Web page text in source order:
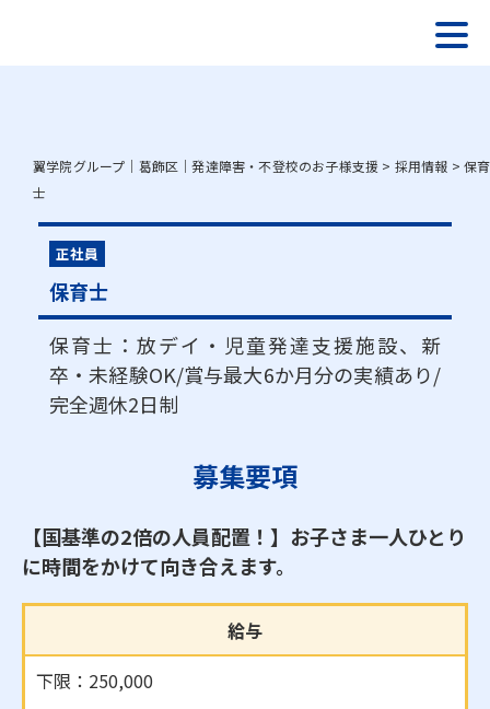
翼学院グループ｜葛飾区｜発達障害・不登校のお子様支援 > 採用情報 > 保育
士
正社員
保育士
保育士：放デイ・児童発達支援施設、新
卒・未経験OK/賞与最大6か月分の実績あり/
完全週休2日制
募集要項
【国基準の2倍の人員配置！】お子さま一人ひとり
に時間をかけて向き合えます。
給与
下限：250,000